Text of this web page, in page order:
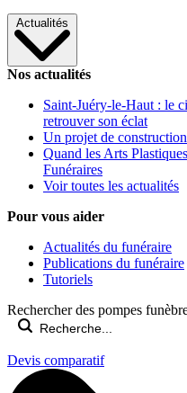
Actualités
Nos actualités
Saint-Juéry-le-Haut : le
retrouver son éclat
Un projet de
Quand les Arts
Funéraires
Voir toutes les actualités
Pour vous aider
Actualités du funéraire
Publications du funéraire
Tutoriels
Rechercher des pompes
Devis comparatif